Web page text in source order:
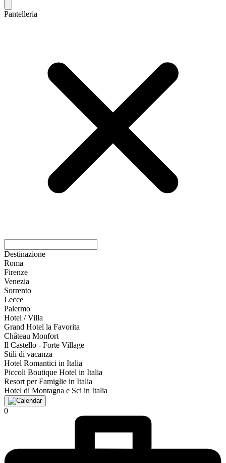
Pantelleria
Destinazione
Roma
Firenze
Venezia
Sorrento
Lecce
Palermo
Hotel / Villa
Grand Hotel la Favorita
Château Monfort
Il Castello - Forte Village
Stili di vacanza
Hotel Romantici in Italia
Piccoli Boutique Hotel in Italia
Resort per Famiglie in Italia
Hotel di Montagna e Sci in Italia
0